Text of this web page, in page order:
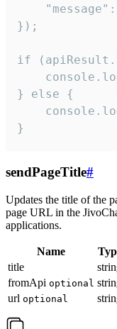
});
if
} else {
}
sendPageTitle#
Updates the title of the
page URL in the
applications.
Name
title
fromApi optional
url optional